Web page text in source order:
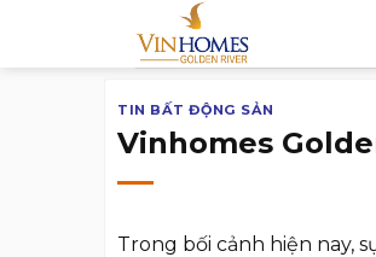
TIN BẤT ĐỘNG SẢN
Vinhomes
Trong bối cảnh hiện nay,